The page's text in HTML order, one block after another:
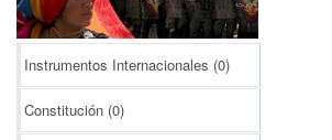
Instrumentos Internacionales (0)
Constitución (0)